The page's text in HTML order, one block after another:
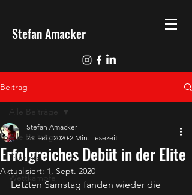
Stefan Amacker
Beitrag
Alle Beiträge
Training
Wettkämpfe
Alle Beiträge
Erfolgreiches Debüt in der Elite
Stefan Amacker
23. Feb. 2020 2 Min. Lesezeit
Aktualisiert: 1. Sept. 2020
Letzten Samstag fanden wieder die